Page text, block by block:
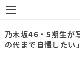
乃木坂46・5期生が
の代まで自慢したい」